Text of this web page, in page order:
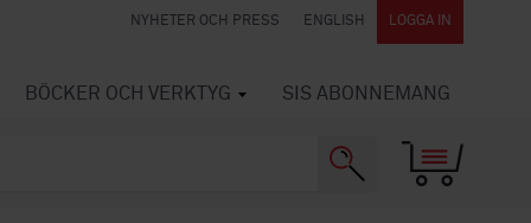
NYHETER OCH PRESS ENGLISH LOGGA IN
BÖCKER OCH VERKTYG SIS ABONNEMANG